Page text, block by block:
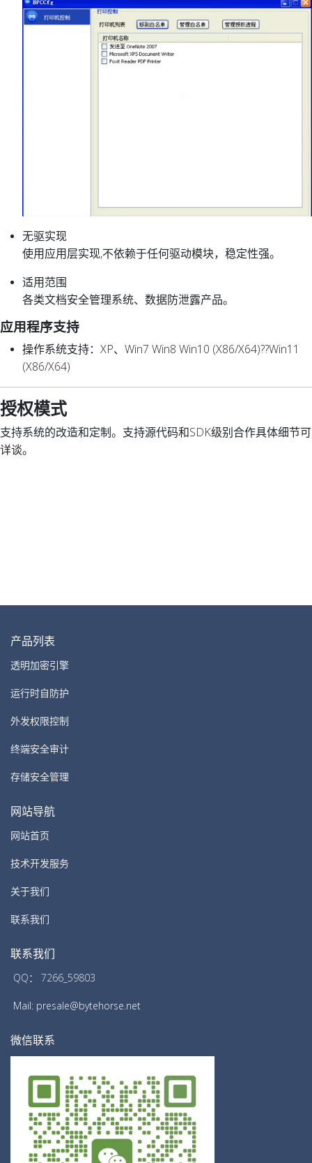
无驱实现
使用应用层实现,不依赖于任何驱动模块，稳定性强。
适用范围
各类文档安全管理系统、数据防泄露产品。
应用程序支持
操作系统支持：XP、Win7 Win8 Win10 (X86/X64)??Win11
(X86/X64)
授权模式
支持系统的改造和定制。支持源代码和SDK级别合作具体细节可
详谈。
产品列表
透明加密引擎
运行时自防护
外发权限控制
终端安全审计
存储安全管理
网站导航
网站首页
技术开发服务
关于我们
联系我们
联系我们
QQ： 7266_59803
Mail: presale@bytehorse.net
微信联系